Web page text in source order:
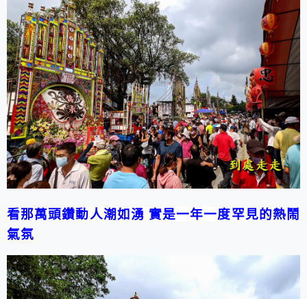
看那萬頭鑽動人潮如湧 實是一年一度罕見的熱鬧
氣氛